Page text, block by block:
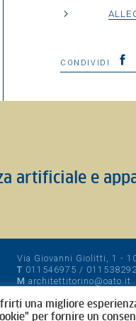
CONDIVIDI
artificiale e
Via Giovanni Giolitti, 1 -
T 011546975 /
M architettitorino@oato.it
una migliore
per fornire un